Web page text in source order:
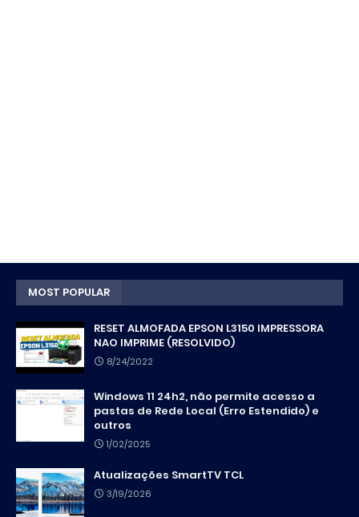
MOST POPULAR
RESET ALMOFADA EPSON L3150 IMPRESSORA
NAO IMPRIME (RESOLVIDO)
8/24/2022
Windows 11 24h2, não permite acesso a
pastas de Rede Local (Erro Estendido) e
outros
1/02/2025
Atualizações SmartTV TCL
3/19/2026